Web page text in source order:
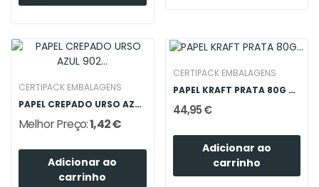
CERTIPACK EMBALAGENS
PAPEL CREPADO URSO AZUL 902 180GRS
Melhor Preço:1,42 €
Adicionar ao
carrinho
CERTIPACK EMBALAGENS
PAPEL KRAFT PRATA 80G 0.62X120M
44,95 €
Adicionar ao
carrinho